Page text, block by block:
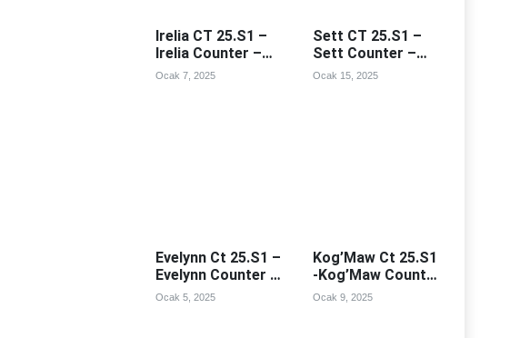
Irelia CT 25.S1 –
Irelia Counter –
Irealia Counterleri
Ocak 7, 2025
Sett CT 25.S1 –
Sett Counter –
Sett Counterleri
Ocak 15, 2025
Evelynn Ct 25.S1 –
Evelynn Counter –
Evelynn
Ocak 5, 2025
Kog’Maw Ct 25.S1
-Kog’Maw Counter
– Kog’Maw
Ocak 9, 2025